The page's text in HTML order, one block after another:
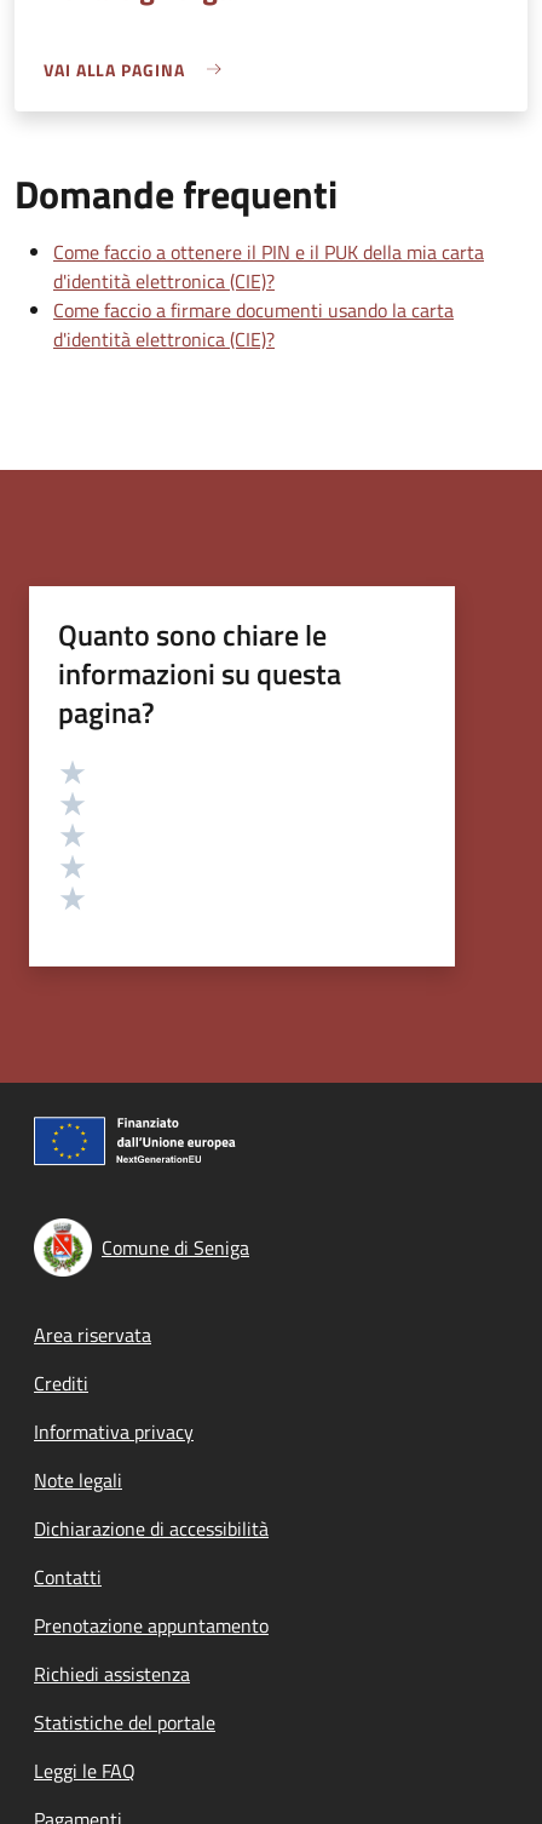
VAI ALLA PAGINA
Domande frequenti
Come faccio a ottenere il PIN e il PUK della mia carta
d'identità elettronica (CIE)?
Come faccio a firmare documenti usando la carta
d'identità elettronica (CIE)?
Quanto sono chiare le
informazioni su questa
pagina?
Valutazione
Comune di Seniga
Footer menu
Area riservata
Crediti
Informativa privacy
Note legali
Dichiarazione di accessibilità
Contatti
Prenotazione appuntamento
Richiedi assistenza
Statistiche del portale
Leggi le FAQ